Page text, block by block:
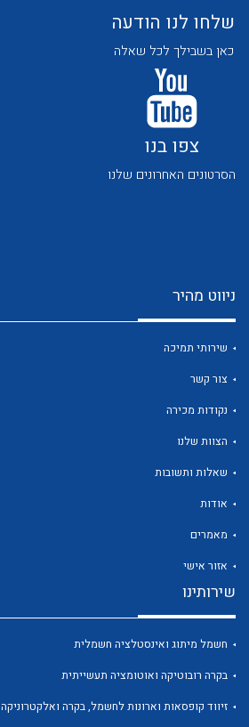
לכל מוצרי היצרן
לכל מוצרי היצרן
לכל מוצרי היצרן
שלחו לנו הודעה
כאן בשבילך לכל שאלה
צפו בנו
הסרטונים האחרונים שלנו
ניווט מהיר
שירותי תמיכה
צור קשר
נקודות מכירה
הצוות שלנו
שאלות ותשובות
אודות
מאמרים
אזור אישי
שירותינו
חשמל מיתוג ואינסטלציה חשמלית
בקרה רובוטיקה ואוטומציה תעשייתית
זיווד קופסאות וארונות לחשמל, בקרה ואלקטרוניקה